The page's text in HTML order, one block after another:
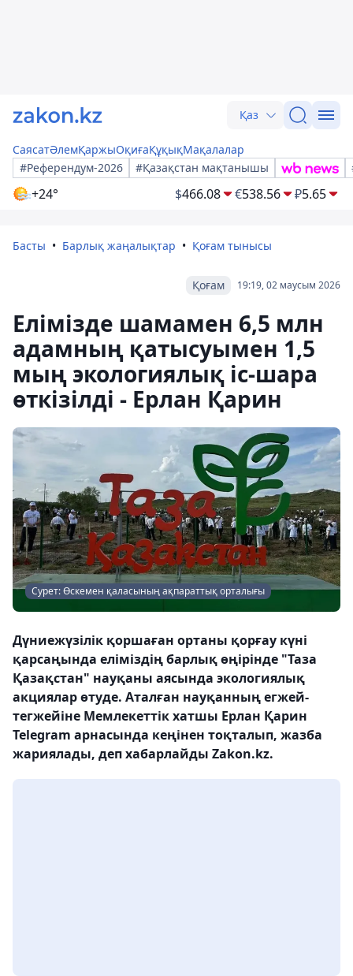
Қаз
СаясатӘлемҚаржыОқиғаҚұқықМақалалар
#Референдум-2026
#Қазақстан мақтанышы
+24° $466.08 €538.56 ₽5.65
Басты Барлық жаңалықтар Қоғам тынысы
19:19, 02 маусым 2026
Қоғам
Елімізде шамамен 6,5 млн
адамның қатысуымен 1,5
мың экологиялық іс-шара
өткізілді - Ерлан Қарин
Сурет: Өскемен қаласының ақпараттық орталығы
Дүниежүзілік қоршаған ортаны қорғау күні
қарсаңында еліміздің барлық өңірінде "Таза
Қазақстан" науқаны аясында экологиялық
акциялар өтуде. Аталған науқанның егжей-
тегжейіне Мемлекеттік хатшы Ерлан Қарин
Telegram арнасында кеңінен тоқталып, жазба
жариялады, деп хабарлайды Zakon.kz.